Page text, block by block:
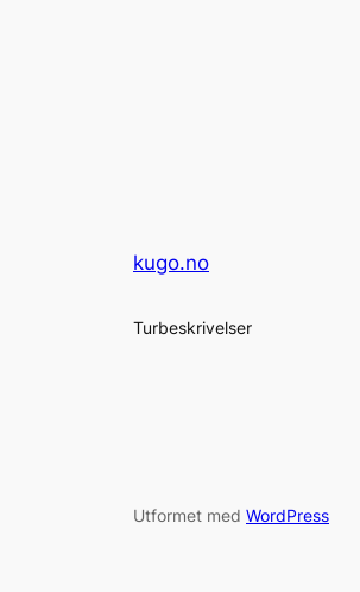
kugo.no
Turbeskrivelser
Utformet med WordPress